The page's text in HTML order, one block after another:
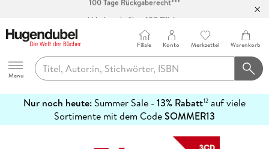
Abholung in über 100 Filialen
Hugendubel
Menu
Filiale Konto Merkzettel Warenkorb
Nur noch heute: Summer Sale - 13% Rabatt12 auf viele
Sortimente mit dem CodeSOMMER13
erfahren